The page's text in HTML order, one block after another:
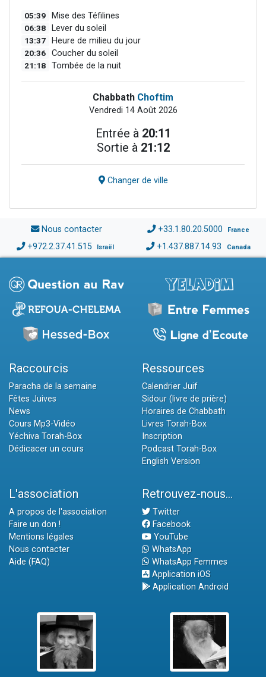
05:39 Mise des Téfilines
06:38 Lever du soleil
13:37 Heure de milieu du jour
20:36 Coucher du soleil
21:18 Tombée de la nuit
Chabbath Choftim
Vendredi 14 Août 2026
Entrée à 20:11
Sortie à 21:12
Changer de ville
Nous contacter +33.1.80.20.5000 France
+972.2.37.41.515 Israël +1.437.887.14.93 Canada
Raccourcis
Paracha de la semaine
Fêtes Juives
News
Cours Mp3-Vidéo
Yéchiva Torah-Box
Dédicacer un cours
Ressources
Calendrier Juif
Sidour (livre de prière)
Horaires de Chabbath
Livres Torah-Box
Inscription
Podcast Torah-Box
English Version
L'association
A propos de l'association
Faire un don !
Mentions légales
Nous contacter
Aide (FAQ)
Retrouvez-nous...
Twitter
Facebook
YouTube
WhatsApp
WhatsApp Femmes
Application iOS
Application Android